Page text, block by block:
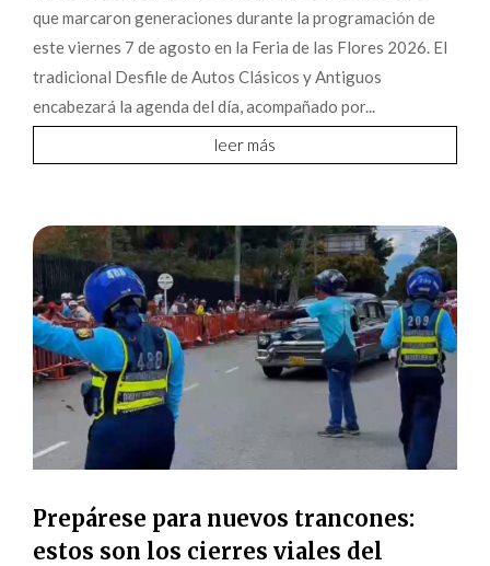
que marcaron generaciones durante la programación de
este viernes 7 de agosto en la Feria de las Flores 2026. El
tradicional Desfile de Autos Clásicos y Antiguos
encabezará la agenda del día, acompañado por...
leer más
Prepárese para nuevos trancones:
estos son los cierres viales del